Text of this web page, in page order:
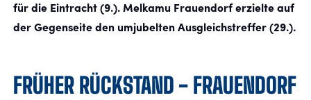
KONTAKT
für die Eintracht (9.). Melkamu Frauendorf erzielte auf
der Gegenseite den umjubelten Ausgleichstreffer (29.).
FRÜHER RÜCKSTAND - FRAUENDORF